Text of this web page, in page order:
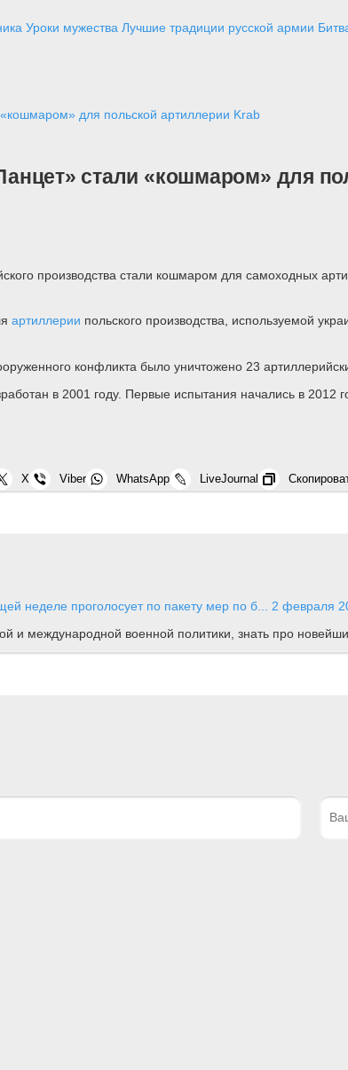
Уроки мужества Лучшие традиции русской армии
для польской артиллерии Krab
стали «кошмаром» для
производства стали кошмаром для самоходных
артиллерии польского производства, используемой
конфликта было уничтожено 23
в 2001 году. Первые испытания начались в 2012
X Viber WhatsApp LiveJournal
неделе проголосует по пакету мер по б... 2 февраля
и международной военной политики, знать про